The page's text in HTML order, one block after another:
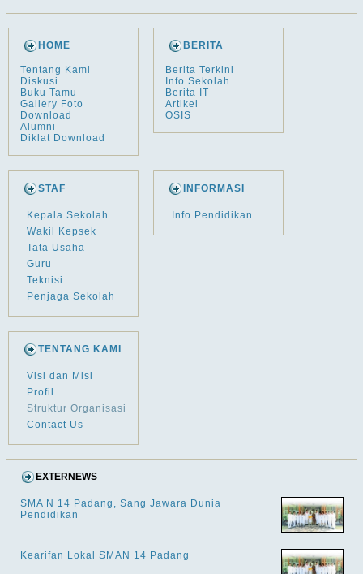
HOME
Tentang Kami
Diskusi
Buku Tamu
Gallery Foto
Download
Alumni
Diklat Download
BERITA
Berita Terkini
Info Sekolah
Berita IT
Artikel
OSIS
STAF
Kepala Sekolah
Wakil Kepsek
Tata Usaha
Guru
Teknisi
Penjaga Sekolah
INFORMASI
Info Pendidikan
TENTANG KAMI
Visi dan Misi
Profil
Struktur Organisasi
Contact Us
EXTERNEWS
SMA N 14 Padang, Sang Jawara Dunia
Pendidikan
Kearifan Lokal SMAN 14 Padang